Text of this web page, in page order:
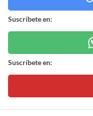
Suscríbete en:
Suscríbete en: